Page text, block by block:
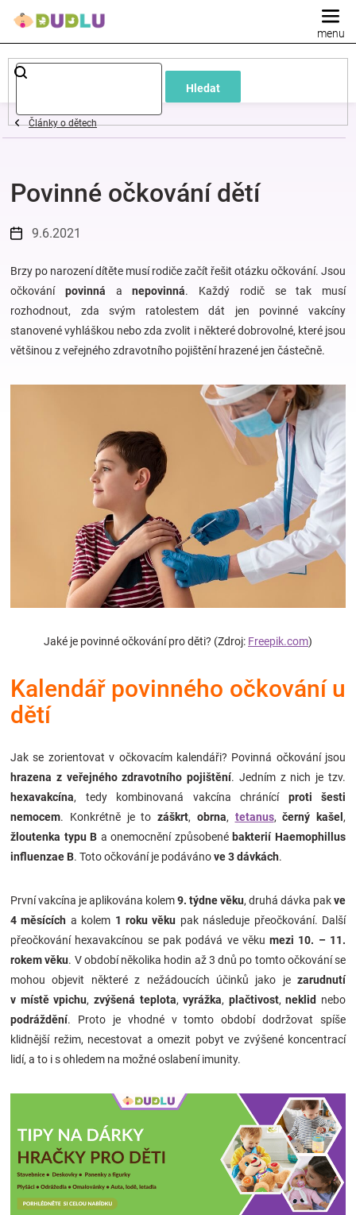
Hledat
Dětské
a
oblečení
Pokojíček
a
kojenecká
výbava
Těhotenské
oblečení
Novinky
Blog
Hračkářství
Přihlášení
Články o dětech
Povinné očkování dětí
9.6.2021
Brzy po narození dítěte musí rodiče začít řešit otázku očkování. Jsou
očkování povinná anepovinná. Každý rodič se tak musí
rozhodnout, zda svým ratolestem dát jen povinné vakcíny
stanovené vyhláškou nebo zda zvolit i některé dobrovolné, které jsou
většinou z veřejného zdravotního pojištění hrazené jen částečně.
Jaké je povinné očkování pro děti? (Zdroj: Freepik.com)
Kalendář povinného očkování u
dětí
Jak se zorientovat v očkovacím kalendáři? Povinná očkování jsou
hrazena z veřejného zdravotního pojištění. Jedním z nich je tzv.
hexavakcína, tedy kombinovaná vakcína chránící proti šesti
nemocem. Konkrétně je to záškrt, obrna, tetanus,černý kašel ,
žloutenka typu B a onemocnění způsobené bakterií Haemophillus
influenzae B. Toto očkování je podávánove 3 dávkách.
První vakcína je aplikována kolem9. týdne věku, druhá dávka pakve
4 měsících a kolem 1 roku věku pak následuje přeočkování. Další
přeočkování hexavakcínou se pak podává ve věkumezi 10. – 11.
rokem věku. V období několika hodin až 3 dnů po tomto očkování se
mohou objevit některé z nežádoucích účinků jako je zarudnutí
v místě vpichu, zvýšená teplota,vyrážka, plačtivost,neklid nebo
podráždění. Proto je vhodné v tomto období dodržovat spíše
klidnější režim, necestovat a omezit pobyt ve zvýšené koncentrací
lidí, a to i s ohledem na možné oslabení imunity.